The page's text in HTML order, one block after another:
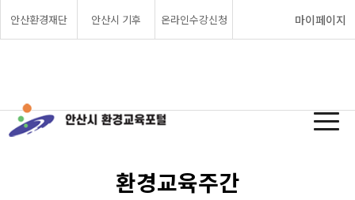
안산환경재단 안산시 기후 온라인수강신청 마이페이지
환경교육주간